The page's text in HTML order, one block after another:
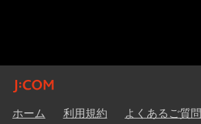
ホーム 利用規約 よくあるご質問